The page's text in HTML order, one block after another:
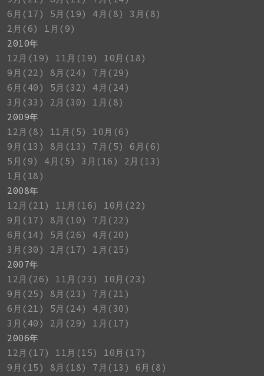
6月(17)
5月(19) 4月(8)
3月(8)
2月(6)
1月(9)
2010年
12月(19)
11月(19)
10月(18)
9月(22)
8月(24)
7月(29)
6月(40)
5月(32)
4月(24)
3月(33)
2月(30)
1月(8)
2009年
12月(8)
11月(5)
10月(6)
9月(13)
8月(13) 7月(5)
6月(6)
5月(9)
4月(5) 3月(16)
2月(13)
1月(18)
2008年
12月(21)
11月(16)
10月(22)
9月(17)
8月(10)
7月(22)
6月(14)
5月(26)
4月(20)
3月(30)
2月(17)
1月(25)
2007年
12月(26)
11月(23)
10月(23)
9月(25)
8月(23)
7月(21)
6月(21)
5月(24)
4月(30)
3月(40)
2月(29)
1月(17)
2006年
12月(17)
11月(15)
10月(17)
9月(15)
8月(18) 7月(13)
6月(8)